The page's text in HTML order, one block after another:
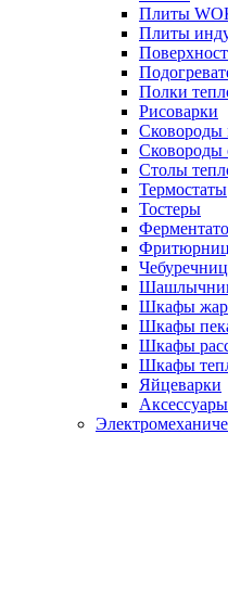
Плиты
Плиты
Полки
Рисоварки
Сковороды
Сковороды
Столы
Термостаты
Тостеры
Шкафы
Шкафы
Шкафы
Шкафы
Яйцеварки